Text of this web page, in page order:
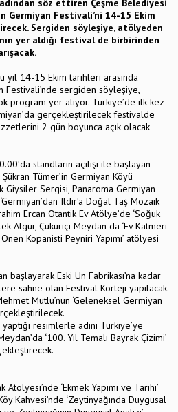
söz ettiren Çeşme Belediyesi
Germiyan Festivali’ni 14-15 Ekim
Sergiden söyleşiye, atölyeden
yer aldığı festival de birbirinden
yıl 14-15 Ekim tarihleri arasında
sergiden söyleşiye,
program yer alıyor. Türkiye’de ilk kez
gerçekleştirilecek festivalde
2 gün boyunca açık olacak
standların açılışı ile başlayan
Tümer’in Germiyan Köyü
Giysiler Sergisi, Panaroma Germiyan
Ildır’a Doğal Taş Mozaik
Ercan Otantik Ev Atölye’de ‘Soğuk
Algur, Çukuriçi Meydan da ‘Ev Katmeri
Önen Kopanisti Peyniri Yapımı’ atölyesi
başlayarak Eski Un Fabrikası’na kadar
sahne olan Festival Korteji yapılacak.
Mutlu’nun ‘Geleneksel Germiyan
resimlerle adını Türkiye’ye
‘100. Yıl Temalı Bayrak Çizimi’
‘Ekmek Yapımı ve Tarihi’
Kahvesi’nde ‘Zeytinyağında Duygusal